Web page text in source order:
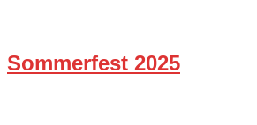
Sommerfest 2025